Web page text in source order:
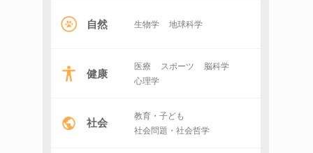
自然 生物学 地球科学
健康 医療 スポーツ
脳科学
心理学
社会
教育・子ども
社会問題・社会哲学